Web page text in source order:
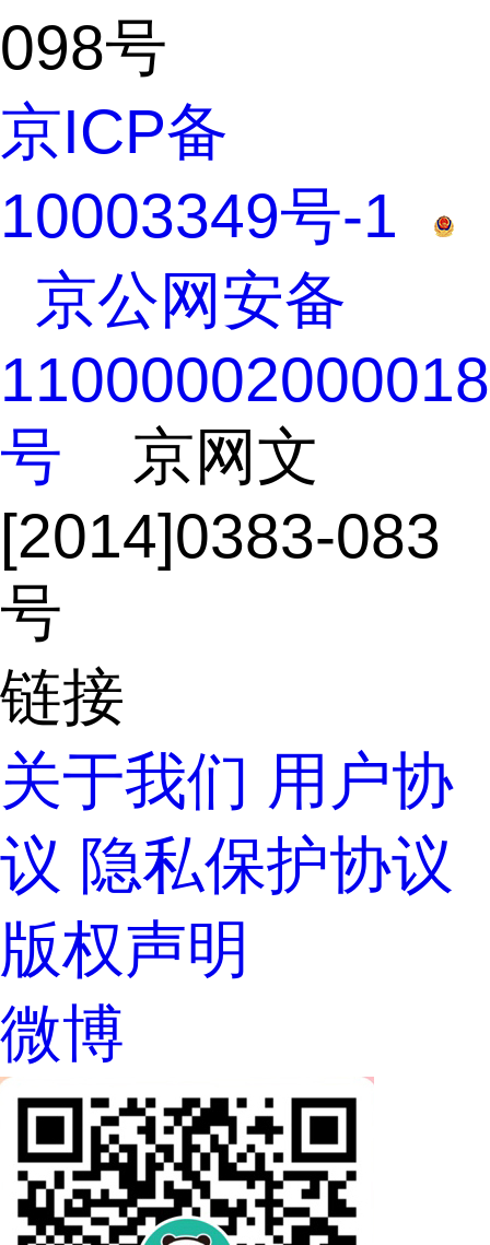
098号
京ICP备
10003349号-1
京公网安备
11000002000018
号
京网文
[2014]0383-083
号
链接
关于我们 用户协
议 隐私保护协议
版权声明
微博